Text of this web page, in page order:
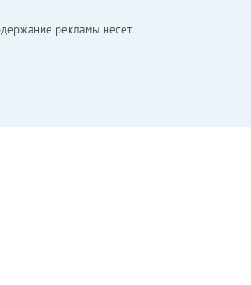
рекламы несет